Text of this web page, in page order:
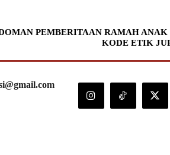
PEMBERITAAN RAMAH ANAK
KODE ETIK